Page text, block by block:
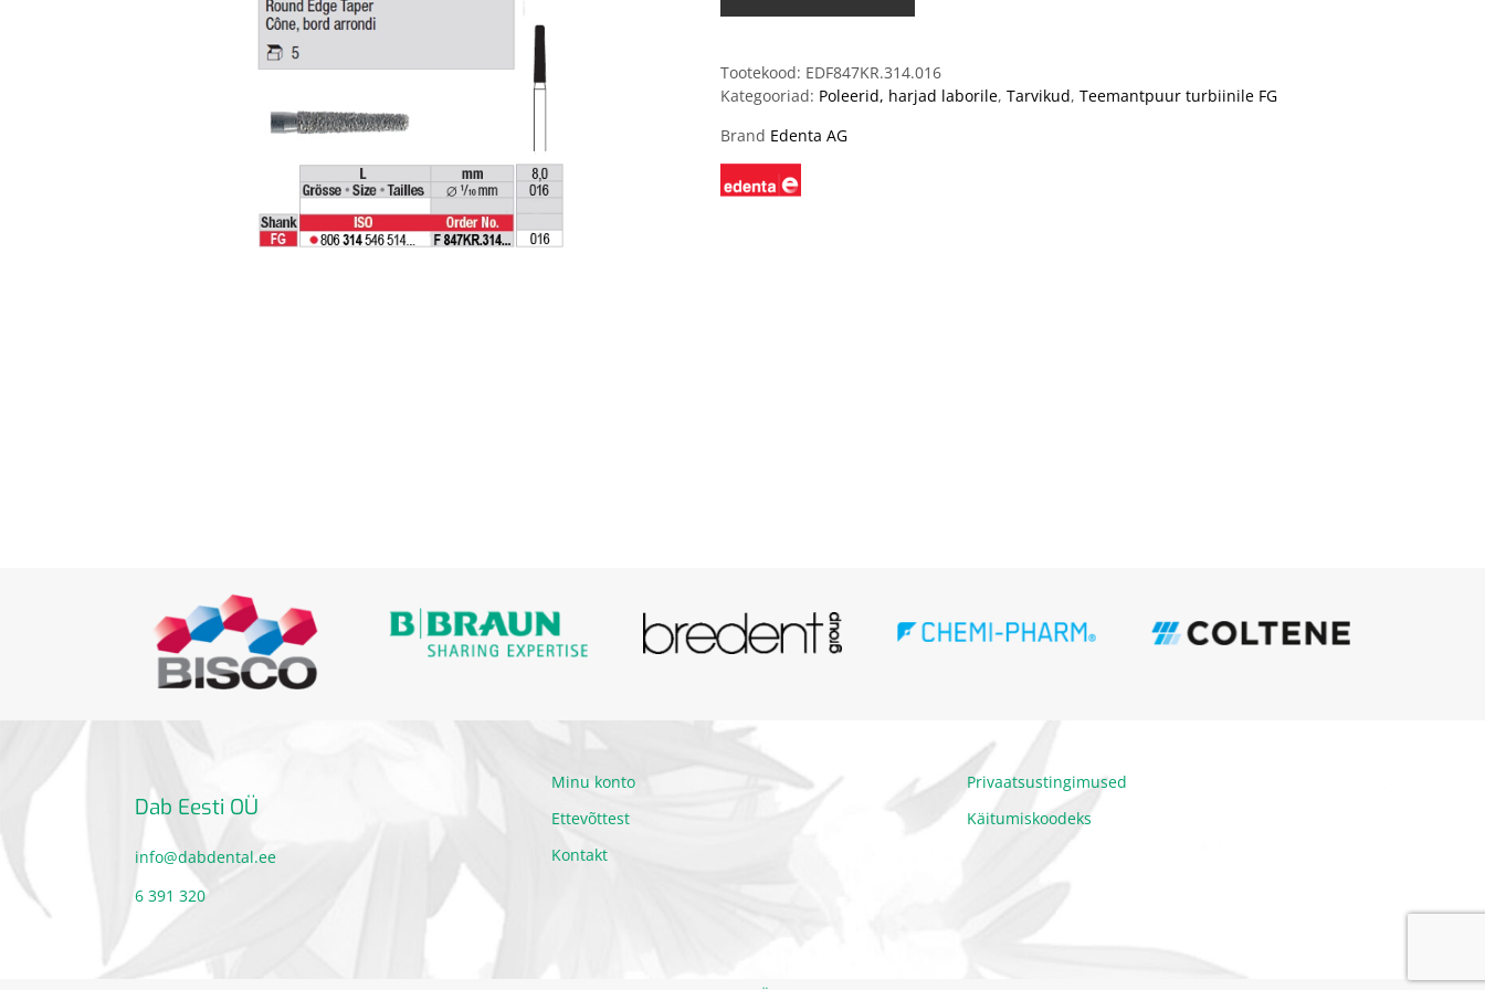
Tootekood: EDF847KR.314.016
Kategooriad: Poleerid, harjad laborile, Tarvikud, Teemantpuur turbiinile FG
Brand Edenta AG
Dab Eesti OÜ
info@dabdental.ee
6 391 320
Minu konto
Ettevõttest
Kontakt
Privaatsustingimused
Käitumiskoodeks